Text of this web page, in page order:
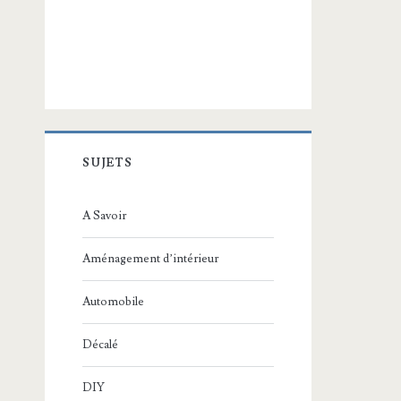
SUJETS
A Savoir
Aménagement d’intérieur
Automobile
Décalé
DIY